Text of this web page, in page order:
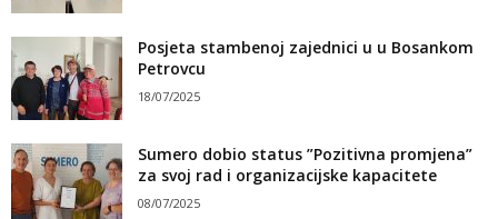
Posjeta stambenoj zajednici u u Bosankom
Petrovcu
18/07/2025
Sumero dobio status ”Pozitivna promjena”
za svoj rad i organizacijske kapacitete
08/07/2025